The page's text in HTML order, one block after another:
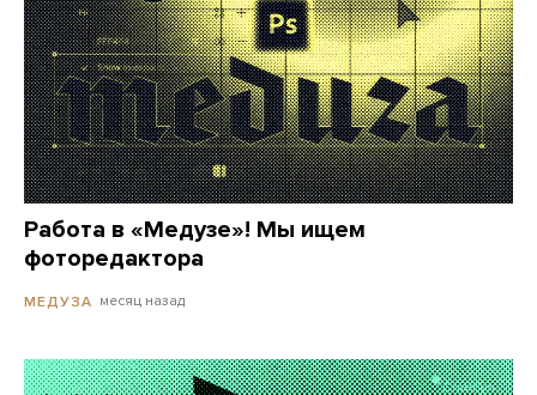
Работа в «Медузе»! Мы ищем
фоторедактора
МЕДУЗА месяц назад